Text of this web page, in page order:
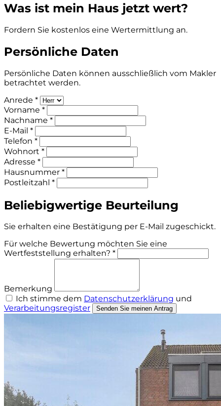
Was ist mein Haus jetzt wert?
Fordern Sie kostenlos eine Wertermittlung an.
Persönliche Daten
Persönliche Daten können ausschließlich vom Makler
betrachtet werden.
Anrede *
Vorname *
Nachname *
E-Mail *
Telefon *
Wohnort *
Adresse *
Hausnummer *
Postleitzahl *
Beliebigwertige Beurteilung
Sie erhalten eine Bestätigung per E-Mail zugeschickt.
Für welche Bewertung möchten Sie eine
Wertfeststellung erhalten? *
Bemerkung
Ich stimme dem Datenschutzerklärung und
Verarbeitungsregister
Senden Sie meinen Antrag